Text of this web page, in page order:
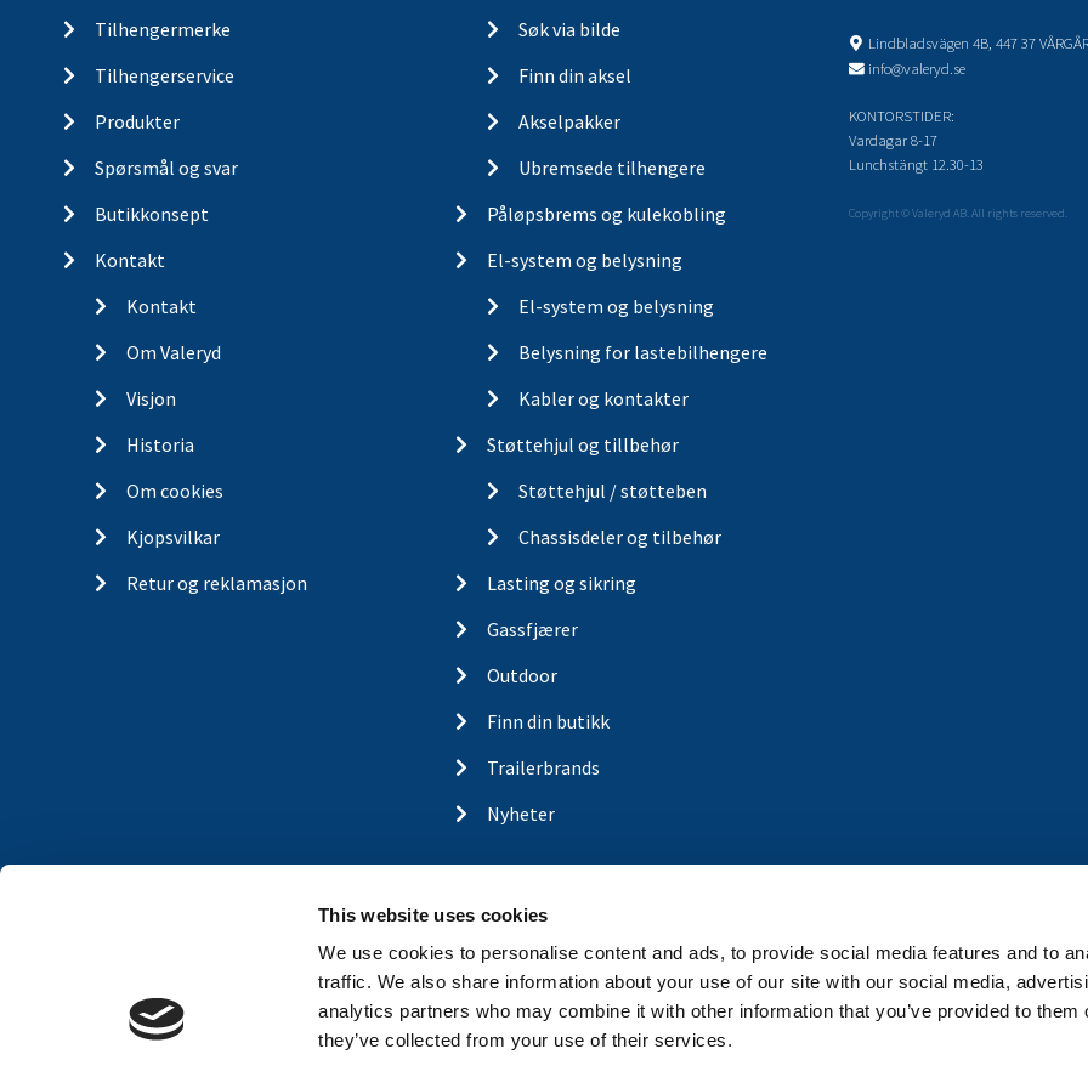
This website uses cookies
We use cookies to personalise content and ads, to provide social media features and to
traffic. We also share information about your use of our site with our social media,
analytics partners who may combine it with other information that you’ve provided to them
they’ve collected from your use of their services.
Tilhengermerke
Tilhengerservice
Produkter
Spørsmål og svar
Butikkonsept
Kontakt
Kontakt
Om Valeryd
Visjon
Historia
Om cookies
Kjopsvilkar
Retur og reklamasjon
Søk via bilde
Finn din aksel
Akselpakker
Ubremsede tilhengere
Påløpsbrems og kulekobling
El-system og belysning
El-system og belysning
Belysning for lastebilhengere
Kabler og kontakter
Støttehjul og tillbehør
Støttehjul / støtteben
Chassisdeler og tilbehør
Lasting og sikring
Gassfjærer
Outdoor
Finn din butikk
Trailerbrands
Nyheter
Lindbladsvägen 4B, 447 37
info@valeryd.se
KONTORSTIDER:
Vardagar 8-17
Lunchstängt 12.30-13
Copyright © Valeryd AB. All rights reserved.